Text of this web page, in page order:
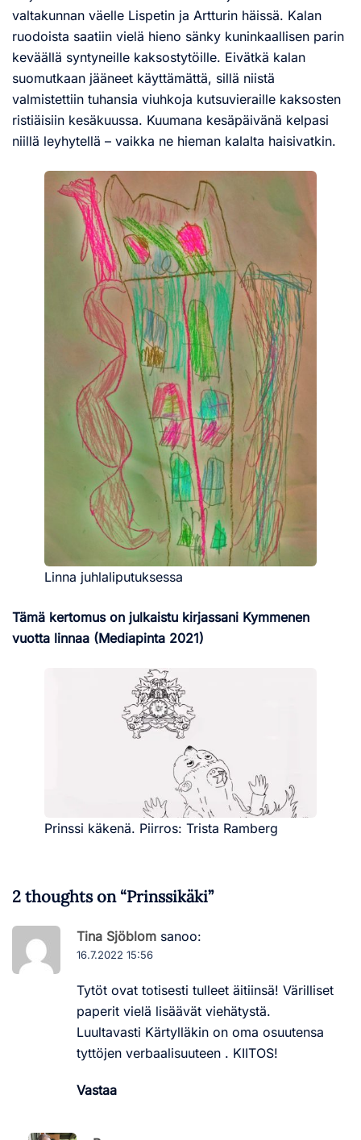
valtakunnan väelle Lispetin ja Artturin häissä. Kalan
ruodoista saatiin vielä hieno sänky kuninkaallisen parin
keväällä syntyneille kaksostytöille. Eivätkä kalan
suomutkaan jääneet käyttämättä, sillä niistä
valmistettiin tuhansia viuhkoja kutsuvieraille kaksosten
ristiäisiin kesäkuussa. Kuumana kesäpäivänä kelpasi
niillä leyhytellä – vaikka ne hieman kalalta haisivatkin.
Linna juhlaliputuksessa
Tämä kertomus on julkaistu kirjassani Kymmenen
vuotta linnaa (Mediapinta 2021)
Prinssi käkenä. Piirros: Trista Ramberg
2 thoughts on “Prinssikäki”
Tina Sjöblom sanoo:
16.7.2022 15:56
Tytöt ovat totisesti tulleet äitiinsä! Värilliset
paperit vielä lisäävät viehätystä.
Luultavasti Kärtylläkin on oma osuutensa
tyttöjen verbaalisuuteen . KIITOS!
Vastaa